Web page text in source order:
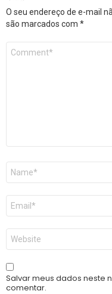
O seu endereço de e-mail
são marcados com *
Comentário
Nome
E-
mail
*
Site
Salvar meus dados neste
comentar.